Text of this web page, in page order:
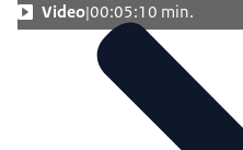
Video 00:05:10 min.